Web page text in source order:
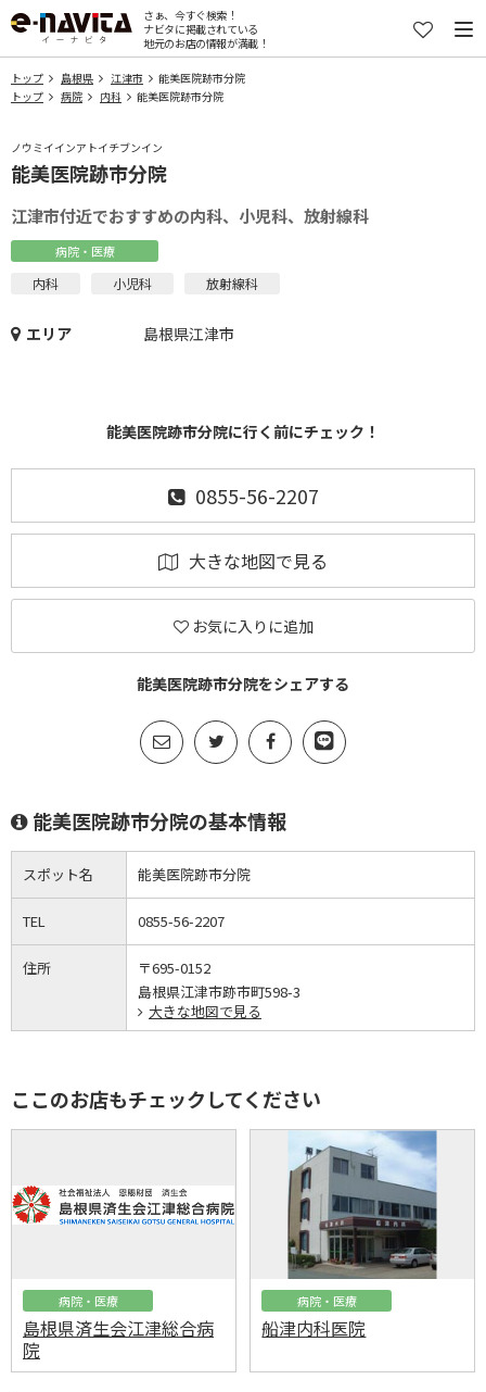
さぁ、今すぐ検索！
ナビタに掲載されている
地元のお店の情報が満載！
トップ 島根県 江津市
能美医院跡市分院
トップ
病院 内科 能美医院跡市分院
ノウミイインアトイチブンイン
能美医院跡市分院
江津市付近でおすすめの内科、小児科、放射線科
病院・医療
内科 小児科 放射線科
エリア 島根県江津市
能美医院跡市分院に行く前にチェック！
0855-56-2207
大きな地図で見る
お気に入りに追加
能美医院跡市分院をシェアする
能美医院跡市分院の基本情報
スポット名 能美医院跡市分院
TEL 0855-56-2207
住所
〒695-0152
島根県江津市跡市町598-3
大きな地図で見る
ここのお店もチェックしてください
病院・医療
島根県済生会江津総合病
院
病院・医療
船津内科医院